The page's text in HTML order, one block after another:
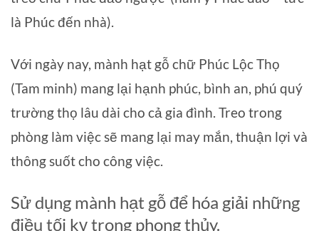
là Phúc đến nhà).
Với ngày nay, mành hạt gỗ chữ Phúc Lộc Thọ
(Tam minh) mang lại hạnh phúc, bình an, phú quý
trường thọ lâu dài cho cả gia đình. Treo trong
phòng làm việc sẽ mang lại may mắn, thuận lợi và
thông suốt cho công việc.
Sử dụng mành hạt gỗ để hóa giải những
điều tối kỵ trong phong thủy.